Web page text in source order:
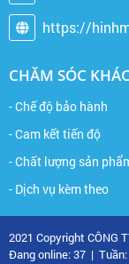
https://
CHĂM SÓC
- Chế độ bảo hành
- Cam kết tiến độ
- Chất lượng sản
- Dịch vụ kèm theo
2021 Copyright CÔNG
Đang online: 37 |